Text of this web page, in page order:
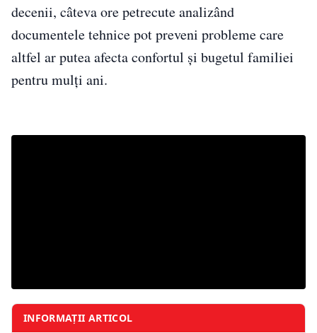
decenii, câteva ore petrecute analizând
documentele tehnice pot preveni probleme care
altfel ar putea afecta confortul și bugetul familiei
pentru mulți ani.
INFORMAȚII ARTICOL